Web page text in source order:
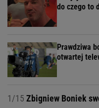
do czego to
Prawdziwa
otwartej
1/15 Zbigniew Boniek